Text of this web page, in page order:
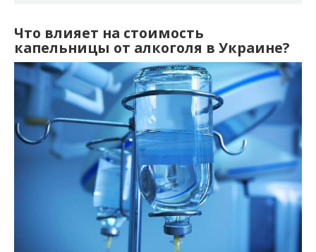
Что влияет на стоимость
капельницы от алкоголя в Украине?